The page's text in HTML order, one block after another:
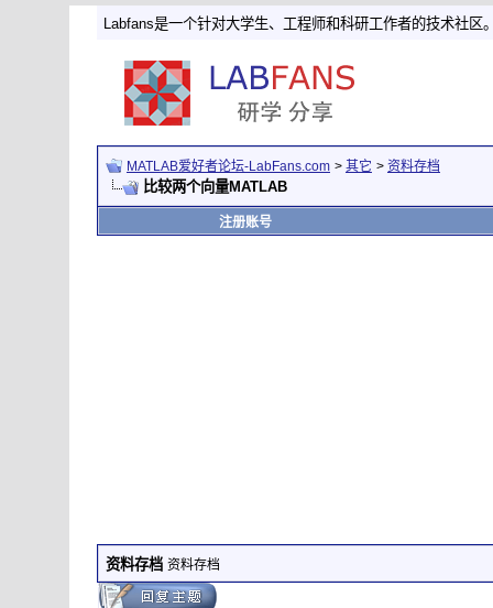
Labfans是一个针对大学生、工程师和科研工作者的技术社区
MATLAB爱好者论坛-LabFans.com > 其它 > 资料存档
比较两个向量MATLAB
注册账号
资料存档 资料存档